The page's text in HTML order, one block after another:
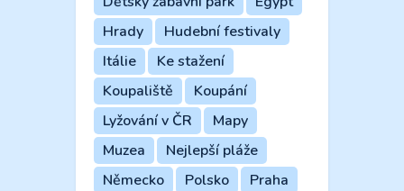
Hrady
Hudební festivaly
Itálie
Ke stažení
Koupaliště
Koupání
Lyžování v ČR
Mapy
Muzea
Nejlepší pláže
Německo
Polsko
Praha